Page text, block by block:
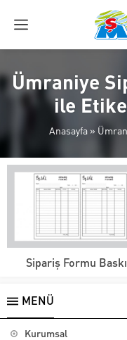
Ümraniye
ile
Anasayfa»
Sipariş Formu
MENÜ
Kurumsal